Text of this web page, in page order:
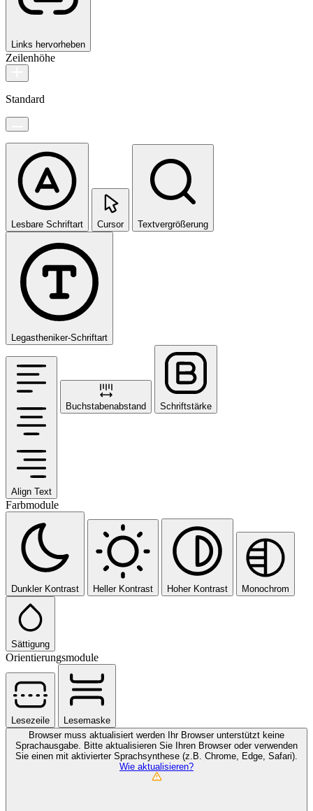
Links hervorheben
Zeilenhöhe
Standard
Lesbare Schriftart Cursor Textvergrößerung
Legastheniker-Schriftart
Align Text
Buchstabenabstand Schriftstärke
Farbmodule
Dunkler Kontrast Heller Kontrast Hoher Kontrast Monochrom
Sättigung
Orientierungsmodule
Lesezeile
Lesemaske
Browser muss aktualisiert werden
Ihr Browser unterstützt keine
Sprachausgabe. Bitte aktualisieren Sie Ihren Browser oder verwenden
Sie einen mit aktivierter Sprachsynthese (z.B. Chrome, Edge, Safari).
Wie aktualisieren?